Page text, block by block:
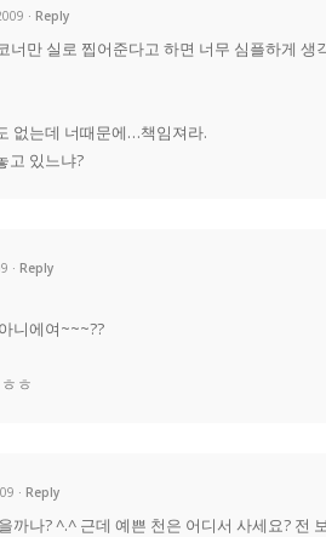
Reply
너만 실로 찝어준다고 하면 너무 심플하게 생
없는데 너때문에…책임져라.
고 있느냐?
Reply
니에여~~~??
ㅎ
Reply
까나? ^.^ 근데 예쁜 천은 어디서 사세요? 전